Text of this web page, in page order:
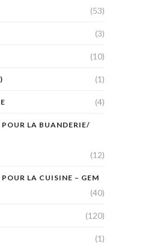
(53)
(3)
(10)
(1)
(4)
POUR LA BUANDERIE/
(12)
LA CUISINE – GEM
(40)
(120)
(1)